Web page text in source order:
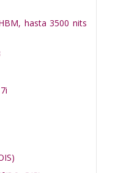
hasta 3500 nits